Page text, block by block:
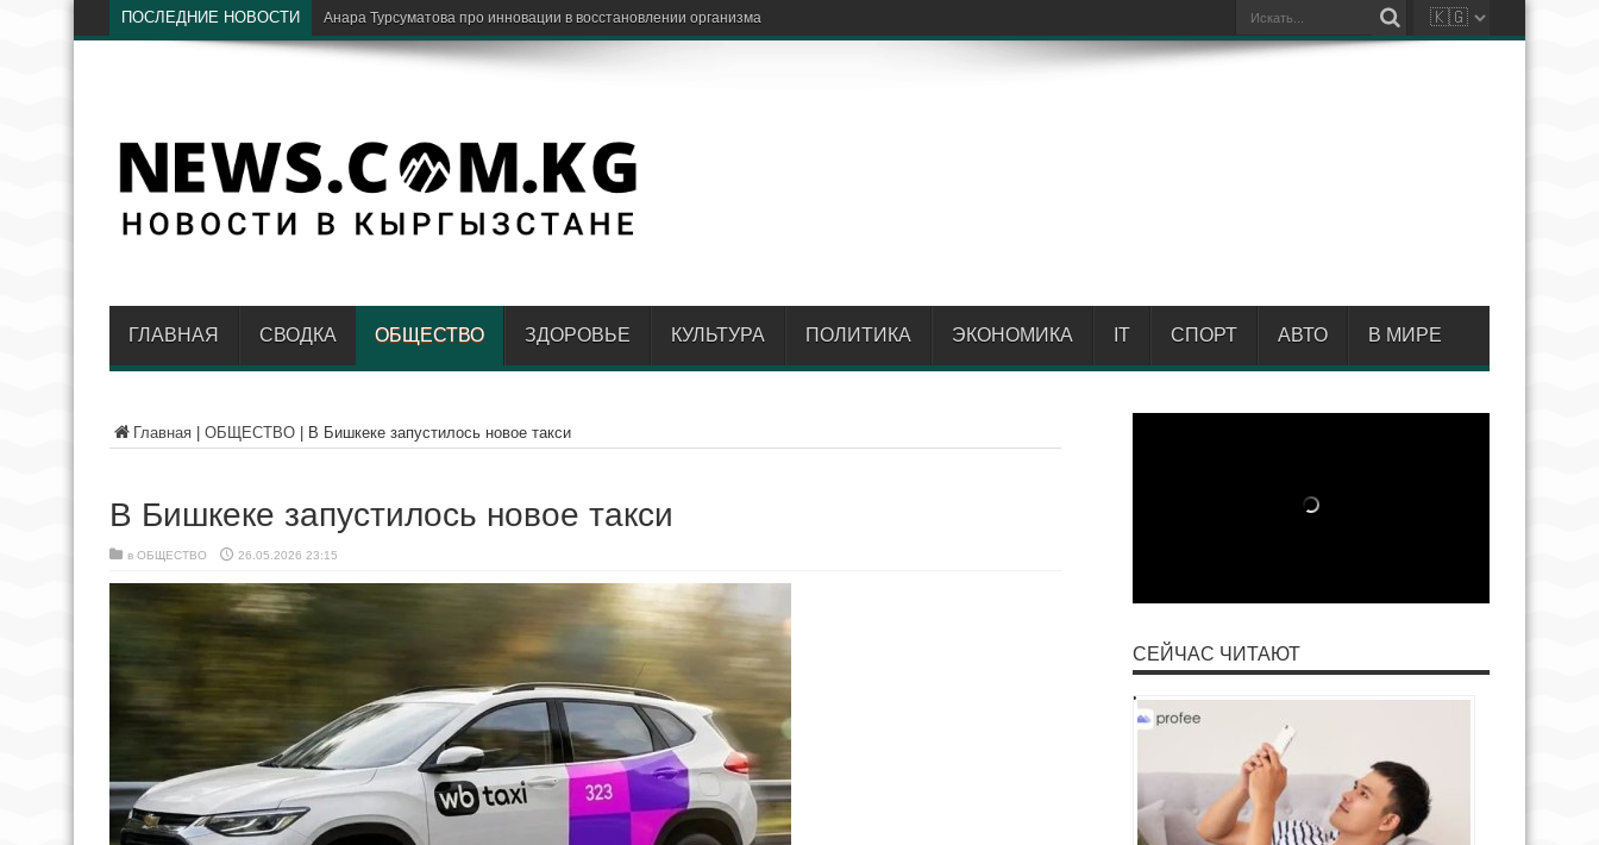
ПОСЛЕДНИЕ НОВОСТИ Анара Турсуматова про инновации в восстановлении организма
ГЛАВНАЯ СВОДКА ОБЩЕСТВО ЗДОРОВЬЕ КУЛЬТУРА ПОЛИТИКА ЭКОНОМИКА IT СПОРТ АВТО В МИРЕ
Главная ОБЩЕСТВО В Бишкеке запустилось новое такси
В Бишкеке запустилось новое такси
в ОБЩЕСТВО 26.05.2026 23:15
СЕЙЧАС ЧИТАЮТ